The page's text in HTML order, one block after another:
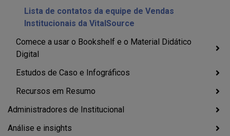
Lista de contatos da equipe de Vendas
Institucionais da VitalSource
Comece a usar o Bookshelf e o Material Didático
Digital
Estudos de Caso e Infográficos
Recursos em Resumo
Administradores de Institucional
Análise e insights